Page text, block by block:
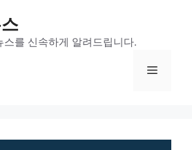
스를 신속하게 알려드립니다.
Menu